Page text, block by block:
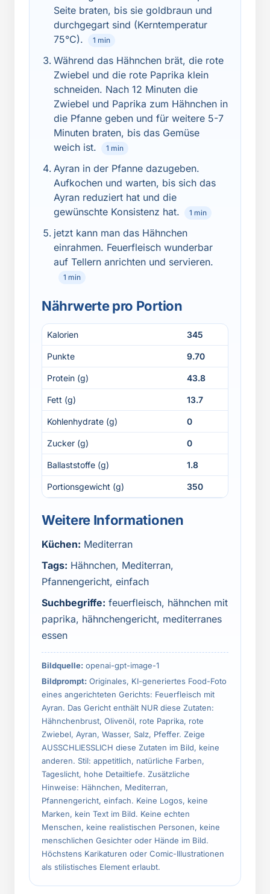
Seite braten, bis sie goldbraun und
durchgegart sind (Kerntemperatur
75°C).
1 min
Während das Hähnchen brät, die rote
Zwiebel und die rote Paprika klein
schneiden. Nach 12 Minuten die
Zwiebel und Paprika zum Hähnchen in
die Pfanne geben und für weitere 5-7
Minuten braten, bis das Gemüse
weich ist.
1 min
Ayran in der Pfanne dazugeben.
Aufkochen und warten, bis sich das
Ayran reduziert hat und die
gewünschte Konsistenz hat.
1 min
jetzt kann man das Hähnchen
einrahmen. Feuerfleisch wunderbar
auf Tellern anrichten und servieren.
1 min
Nährwerte pro Portion
Kalorien 345
Punkte 9.70
Protein (g) 43.8
Fett (g) 13.7
Kohlenhydrate (g) 0
Zucker (g) 0
Ballaststoffe (g) 1.8
Portionsgewicht (g) 350
Weitere Informationen
Küchen: Mediterran
Tags: Hähnchen, Mediterran,
Pfannengericht, einfach
Suchbegriffe: feuerfleisch, hähnchen mit
paprika, hähnchengericht, mediterranes
essen
Bildquelle: openai-gpt-image-1
Bildprompt: Originales, KI-generiertes Food-Foto
eines angerichteten Gerichts: Feuerfleisch mit
Ayran. Das Gericht enthält NUR diese Zutaten:
Hähnchenbrust, Olivenöl, rote Paprika, rote
Zwiebel, Ayran, Wasser, Salz, Pfeffer. Zeige
AUSSCHLIESSLICH diese Zutaten im Bild, keine
anderen. Stil: appetitlich, natürliche Farben,
Tageslicht, hohe Detailtiefe. Zusätzliche
Hinweise: Hähnchen, Mediterran,
Pfannengericht, einfach. Keine Logos, keine
Marken, kein Text im Bild. Keine echten
Menschen, keine realistischen Personen, keine
menschlichen Gesichter oder Hände im Bild.
Höchstens Karikaturen oder Comic-Illustrationen
als stilistisches Element erlaubt.